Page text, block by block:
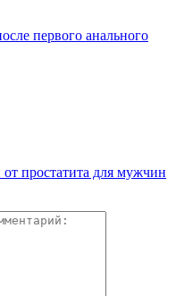
первого анального
простатита для мужчин